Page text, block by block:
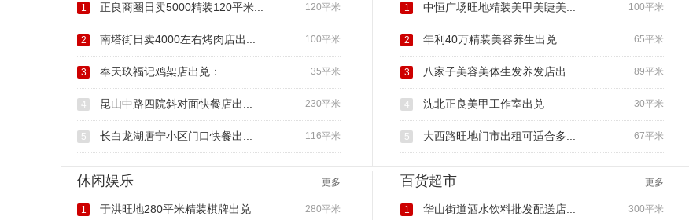
120平米
1 正良商圈日卖5000精装120平米...
100平米
2 南塔街日卖4000左右烤肉店出...
35平米
3 奉天玖福记鸡架店出兑：
230平米
4 昆山中路四院斜对面快餐店出...
116平米
5 长白龙湖唐宁小区门口快餐出...
100平米
1 中恒广场旺地精装美甲美睫美...
65平米
2 年利40万精装美容养生出兑
89平米
3 八家子美容美体生发养发店出...
30平米
4 沈北正良美甲工作室出兑
67平米
5 大西路旺地门市出租可适合多...
休闲娱乐 更多
280平米
1 于洪旺地280平米精装棋牌出兑
百货超市 更多
300平米
1 华山街道酒水饮料批发配送店...